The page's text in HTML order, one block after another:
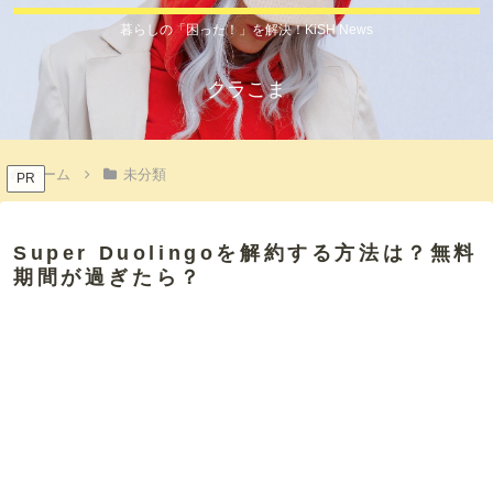
暮らしの「困った！」を解決！KiSH News
クラこま
PRホーム 未分類
Super Duolingoを解約する方法は？無料
期間が過ぎたら？